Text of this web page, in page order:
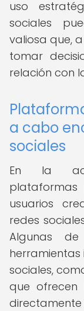
uso
sociales
valiosa que,
tomar
relación con
a cabo
sociales
En la
plataformas
usuarios
redes
Algunas
sociales,
que ofrecen